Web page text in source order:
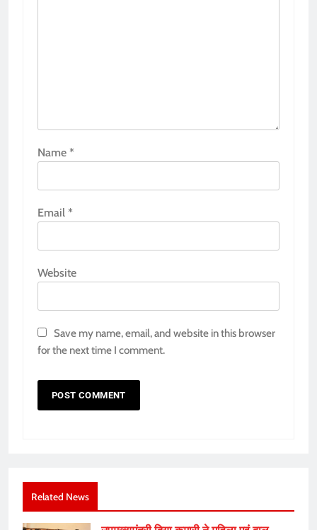
Name *
Email *
Website
Save my name, email, and website in this browser
for the next time I comment.
Related News